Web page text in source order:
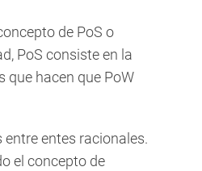
de PoS o
PoS consiste en la
que hacen que PoW
entes racionales.
el concepto de